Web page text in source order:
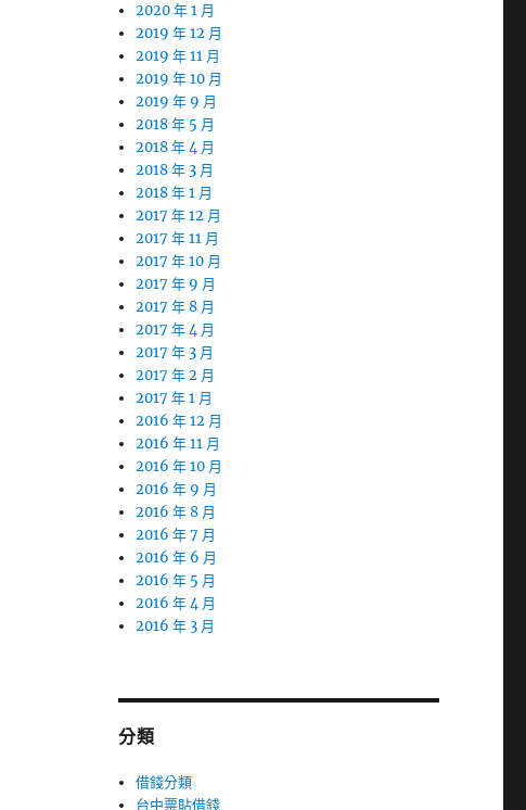
2020 年 1 月
2019 年 12 月
2019 年 11 月
2019 年 10 月
2019 年 9 月
2018 年 5 月
2018 年 4 月
2018 年 3 月
2018 年 1 月
2017 年 12 月
2017 年 11 月
2017 年 10 月
2017 年 9 月
2017 年 8 月
2017 年 4 月
2017 年 3 月
2017 年 2 月
2017 年 1 月
2016 年 12 月
2016 年 11 月
2016 年 10 月
2016 年 9 月
2016 年 8 月
2016 年 7 月
2016 年 6 月
2016 年 5 月
2016 年 4 月
2016 年 3 月
分類
借錢分類
台中票貼借錢